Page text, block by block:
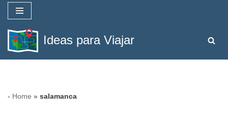
Saltar
al
contenido
Ideas para Viajar
- Home » salamanca